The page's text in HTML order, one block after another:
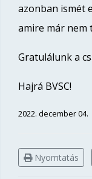
azonban ismét
amire már nem
Gratulálunk a
Hajrá BVSC!
2022. december 04.
Nyomtatás